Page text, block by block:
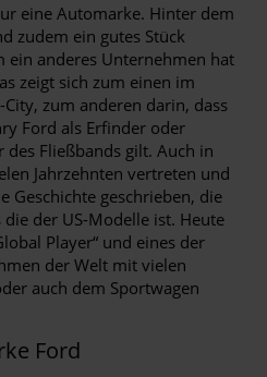
eine Automarke. Hinter dem
zudem ein gutes Stück
ein anderes Unternehmen hat
zeigt sich zum einen im
zum anderen darin, dass
Ford als Erfinder oder
Fließbands gilt. Auch in
Jahrzehnten vertreten und
Geschichte geschrieben, die
der US-Modelle ist. Heute
Player“ und eines der
der Welt mit vielen
auch dem Sportwagen
Ford